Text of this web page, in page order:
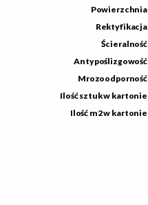
Powierzchnia
Rektyfikacja
Ścieralność
Antypoślizgowość
Mrozoodporność
Ilość sztuk w kartonie
Ilość m2 w kartonie